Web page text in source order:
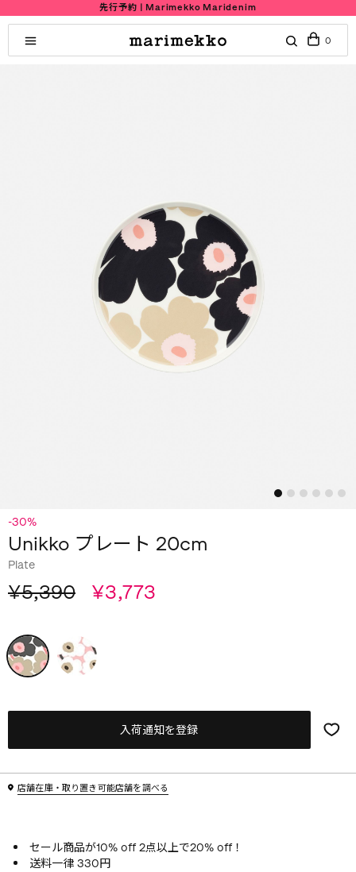
先行予約 | Marimekko Maridenim
0
-30%
Unikko プレート 20cm
Plate
¥5,390 ¥3,773
入荷通知を登録
店舗在庫・取り置き可能店舗を調べる
セール商品が10% off 2点以上で20% off！
送料一律 330円